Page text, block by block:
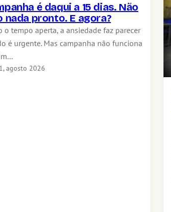
é daqui a 15 dias. Não
nada pronto. E agora?
o tempo aperta, a ansiedade faz parecer
é urgente. Mas campanha não funciona
agosto 2026